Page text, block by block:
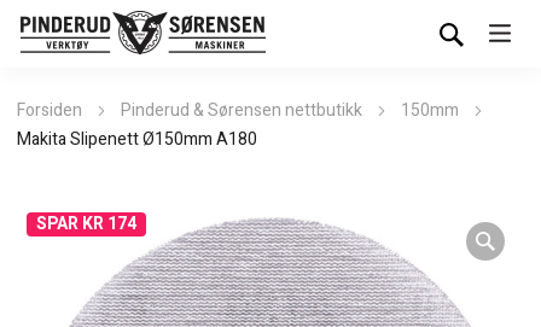
Forsiden Pinderud & Sørensen nettbutikk
150mm
Makita Slipenett Ø150mm A180
SPAR KR 174